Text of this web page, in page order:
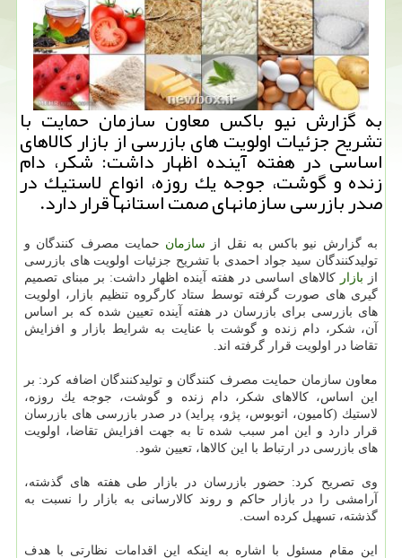
به گزارش نیو باكس معاون سازمان حمایت با
تشریح جزئیات اولویت های بازرسی از بازار كالاهای
اساسی در هفته آینده اظهار داشت: شكر، دام
زنده و گوشت، جوجه یك روزه، انواع لاستیك در
صدر بازرسی سازمانهای صمت استانها قرار دارد.
به گزارش نیو باكس به نقل از سازمان حمایت مصرف كنندگان و
تولیدكنندگان سید جواد احمدی با تشریح جزئیات اولویت های بازرسی
از بازار كالاهای اساسی در هفته آینده اظهار داشت: بر مبنای تصمیم
گیری های صورت گرفته توسط ستاد كارگروه تنظیم بازار، اولویت
های بازرسی برای بازرسان در هفته آینده تعیین شده كه بر اساس
آن، شكر، دام زنده و گوشت با عنایت به شرایط بازار و افزایش
تقاضا در اولویت قرار گرفته اند.
معاون سازمان حمایت مصرف كنندگان و تولیدكنندگان اضافه كرد: بر
این اساس، كالاهای شكر، دام زنده و گوشت، جوجه یك روزه،
لاستیك (كامیون، اتوبوس، پژو، پراید) در صدر بازرسی های بازرسان
قرار دارد و این امر سبب شده تا به جهت افزایش تقاضا، اولویت
های بازرسی در ارتباط با این كالاها، تعیین شود.
وی تصریح كرد: حضور بازرسان در بازار طی هفته های گذشته،
آرامشی را در بازار حاكم و روند كالارسانی به بازار را نسبت به
گذشته، تسهیل كرده است.
این مقام مسئول با اشاره به اینكه این اقدامات نظارتی با هدف